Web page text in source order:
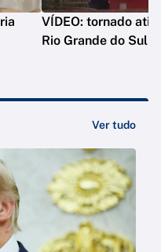
VÍDEO: tornado
Rio Grande do Sul
Ver tudo